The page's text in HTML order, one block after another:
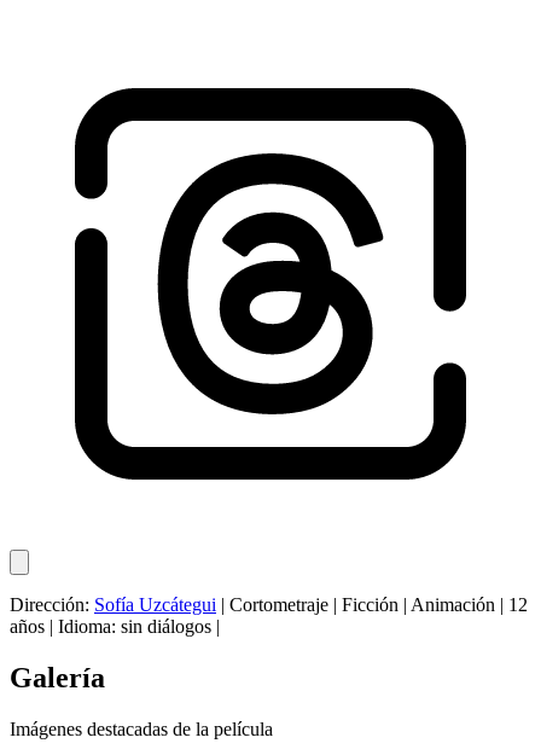
Dirección: Sofía Uzcátegui | Cortometraje | Ficción | Animación | 12
años | Idioma: sin diálogos |
Galería
Imágenes destacadas de la película